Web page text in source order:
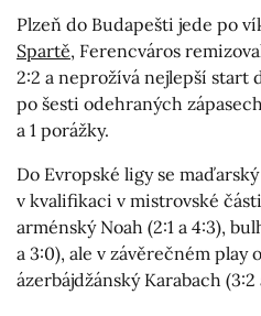
Plzeň do Budapešti jede po
Spartě, Ferencváros
2:2 a neprožívá nejlepší start
po šesti odehraných
a 1 porážky.
Do Evropské ligy se
v kvalifikaci v mistrovské
arménský Noah (2:1 a 4:3),
a 3:0), ale v závěrečném play
ázerbájdžánský Karabach (3:2